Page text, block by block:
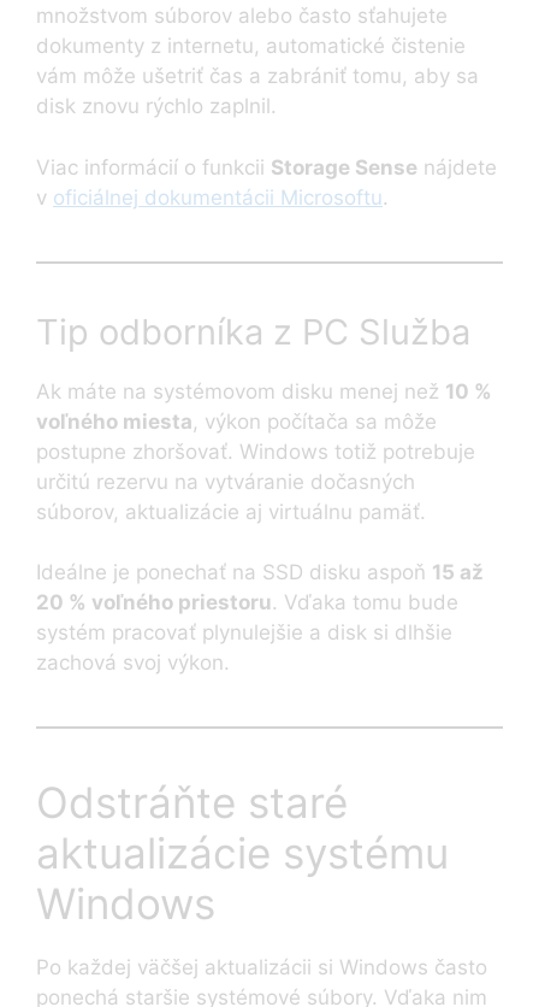
množstvom súborov alebo často sťahujete
dokumenty z internetu, automatické čistenie
vám môže ušetriť čas a zabrániť tomu, aby sa
disk znovu rýchlo zaplnil.
Viac informácií o funkcii Storage Sense nájdete
v oficiálnej dokumentácii Microsoftu.
Tip odborníka z PC Služba
Ak máte na systémovom disku menej než 10 %
voľného miesta, výkon počítača sa môže
postupne zhoršovať. Windows totiž potrebuje
určitú rezervu na vytváranie dočasných
súborov, aktualizácie aj virtuálnu pamäť.
Ideálne je ponechať na SSD disku aspoň 15 až
20 % voľného priestoru. Vďaka tomu bude
systém pracovať plynulejšie a disk si dlhšie
zachová svoj výkon.
Odstráňte staré
aktualizácie systému
Windows
Po každej väčšej aktualizácii si Windows často
ponechá staršie systémové súbory. Vďaka nim